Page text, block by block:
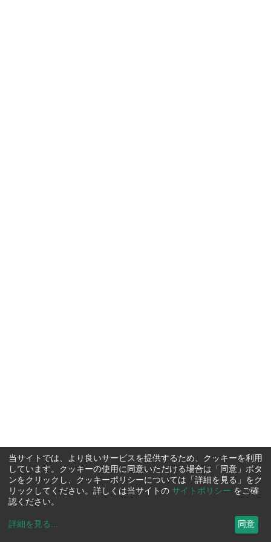
当サイトでは、より良いサービスを提供するため、クッキーを利用
しています。クッキーの使用に同意いただける場合は「同意」ボタ
ンをクリックし、クッキーポリシーについては「詳細を見る」をク
リックしてください。詳しくは当サイトの サイトポリシー をご確
認ください。
詳細を見る ... 同意